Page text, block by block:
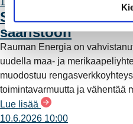
t
a
11.6.2026 12:00
Säävarma
saaristoon
Rauman Energia on
uudella maa- ja
muodostuu
toimintavarmuutta ja vähentää
Lue lisää
10.6.2026 10:00